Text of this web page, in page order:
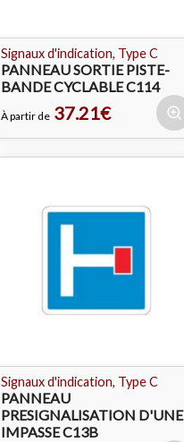
Signaux d'indication, Type C
PANNEAU SORTIE PISTE-
BANDE CYCLABLE C114
À partir de37.21€
Signaux d'indication, Type C
PANNEAU
PRESIGNALISATION D'UNE
IMPASSE C13B